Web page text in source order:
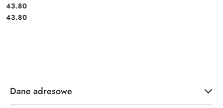
Cena:
43.80
Cena:
43.80
Dane adresowe